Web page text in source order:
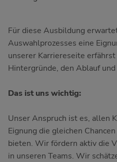
Für diese Ausbildung
Auswahlprozesses eine
unserer Karriereseite
Hintergründe, den Ablauf
Das ist uns wichtig:
Unser Anspruch ist es, allen
Eignung die gleichen
bieten. Wir fördern aktiv die
in unseren Teams. Wir